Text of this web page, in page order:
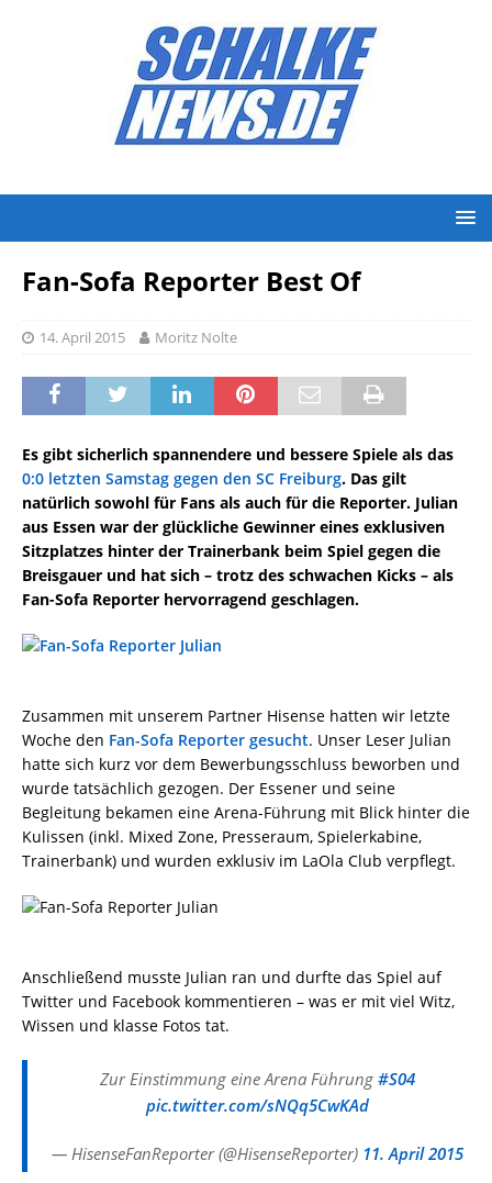
Fan-Sofa Reporter Best Of
14. April 2015 Moritz Nolte
Es gibt sicherlich spannendere und bessere Spiele als das
0:0 letzten Samstag gegen den SC Freiburg. Das gilt
natürlich sowohl für Fans als auch für die Reporter. Julian
aus Essen war der glückliche Gewinner eines exklusiven
Sitzplatzes hinter der Trainerbank beim Spiel gegen die
Breisgauer und hat sich – trotz des schwachen Kicks – als
Fan-Sofa Reporter hervorragend geschlagen.
Zusammen mit unserem Partner Hisense hatten wir letzte
Woche den Fan-Sofa Reporter gesucht. Unser Leser Julian
hatte sich kurz vor dem Bewerbungsschluss beworben und
wurde tatsächlich gezogen. Der Essener und seine
Begleitung bekamen eine Arena-Führung mit Blick hinter die
Kulissen (inkl. Mixed Zone, Presseraum, Spielerkabine,
Trainerbank) und wurden exklusiv im LaOla Club verpflegt.
Anschließend musste Julian ran und durfte das Spiel auf
Twitter und Facebook kommentieren – was er mit viel Witz,
Wissen und klasse Fotos tat.
Zur Einstimmung eine Arena Führung #S04
pic.twitter.com/sNQq5CwKAd
— HisenseFanReporter (@HisenseReporter) 11. April 2015